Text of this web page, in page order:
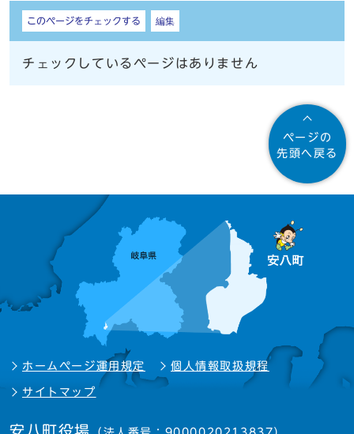
しおり
このページをチェックする 編集
チェックしているページはありません
ページの
先頭へ戻る
ホームページ運用規定 個人情報取扱規程
サイトマップ
安八町役場